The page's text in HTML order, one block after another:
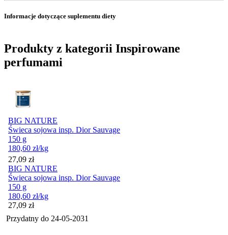
Informacje dotyczące suplementu diety
Produkty z kategorii Inspirowane
perfumami
BIG NATURE
Świeca sojowa insp. Dior Sauvage
150 g
180,60 zł/kg
Cena
27,09 zł
BIG NATURE
Świeca sojowa insp. Dior Sauvage
150 g
180,60 zł/kg
Cena
27,09 zł
Przydatny do 24-05-2031